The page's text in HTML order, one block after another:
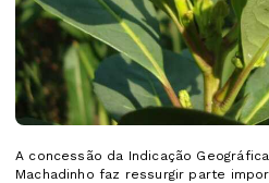
A concessão da Indicação
Machadinho faz ressurgir parte